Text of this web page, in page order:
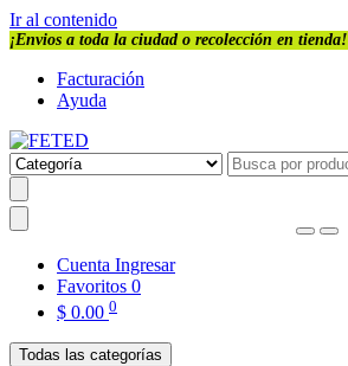
Ir al contenido
¡Envios a toda la ciudad o recolección en tienda!
Facturación
Ayuda
Cuenta Ingresar
Favoritos 0
$ 0.00 0
Todas las categorías